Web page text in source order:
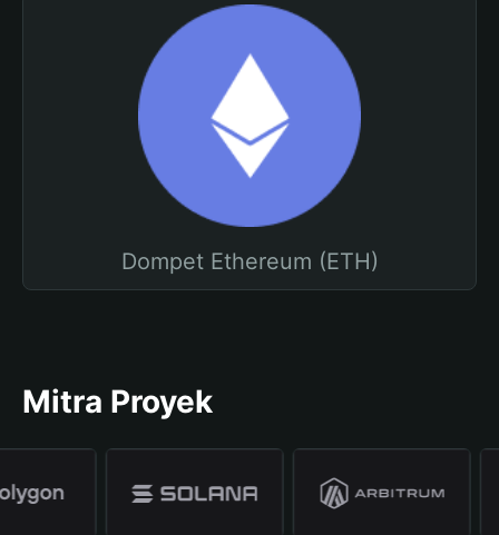
Dompet Ethereum (ETH)
Mitra Proyek